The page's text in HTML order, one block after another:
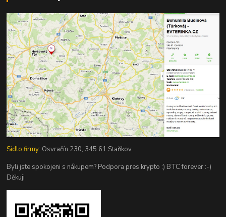
Sídlo firmy: Osvračín 230, 345 61 Staňkov
Byli jste spokojeni s nákupem? Podpora pres krypto :) BTC forever :-)
Děkuji